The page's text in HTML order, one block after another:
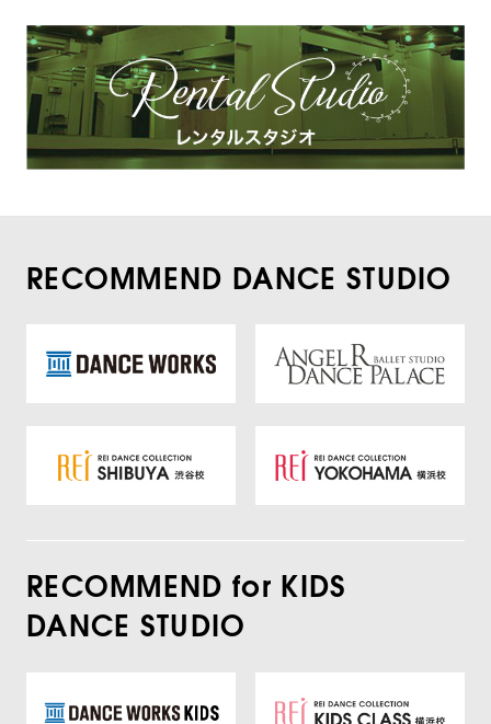
RECOMMEND DANCE STUDIO
RECOMMEND for KIDS
DANCE STUDIO